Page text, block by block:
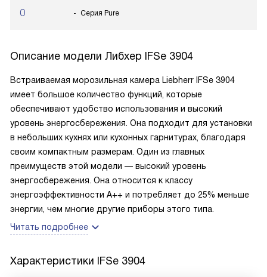
0 Серия Pure
Описание модели Либхер IFSe 3904
Встраиваемая морозильная камера Liebherr IFSe 3904
имеет большое количество функций, которые
обеспечивают удобство использования и высокий
уровень энергосбережения. Она подходит для установки
в небольших кухнях или кухонных гарнитурах, благодаря
своим компактным размерам. Один из главных
преимуществ этой модели — высокий уровень
энергосбережения. Она относится к классу
энергоэффективности A++ и потребляет до 25% меньше
энергии, чем многие другие приборы этого типа.
Читать подробнее
Характеристики IFSe 3904